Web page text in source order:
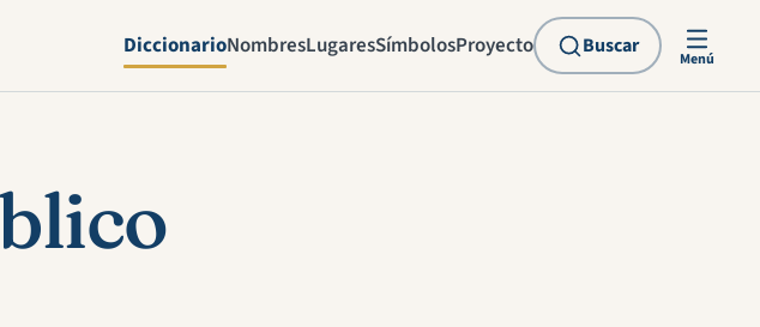
DiccionarioNombresLugaresSímbolosProyecto Buscar
Menú